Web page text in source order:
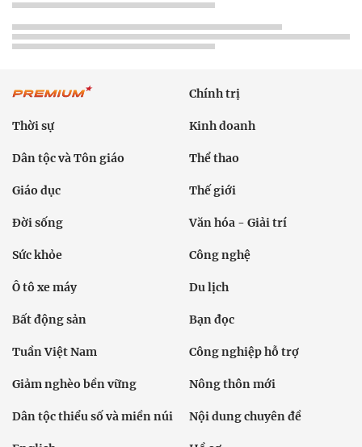
Chính trị
Thời sự Kinh doanh
Dân tộc và Tôn giáo Thể thao
Giáo dục Thế giới
Đời sống Văn hóa - Giải trí
Sức khỏe Công nghệ
Ô tô xe máy Du lịch
Bất động sản Bạn đọc
Tuần Việt Nam Công nghiệp hỗ trợ
Giảm nghèo bền vững Nông thôn mới
Dân tộc thiểu số và miền núi Nội dung chuyên đề